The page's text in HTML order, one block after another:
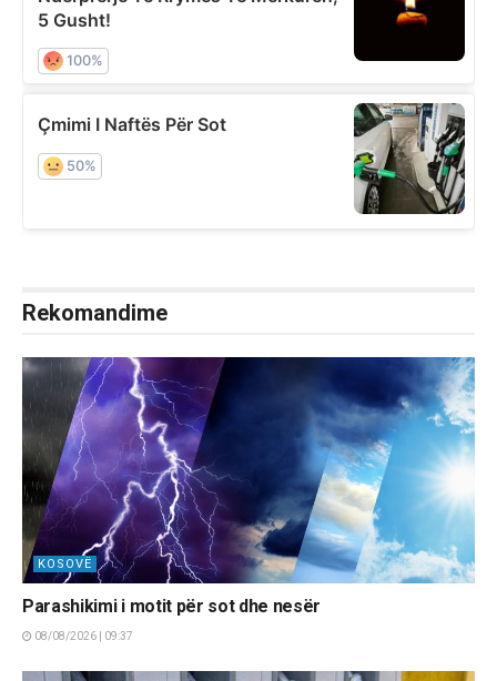
Rekomandime
KOSOVË
Parashikimi i motit për sot dhe nesër
08/08/2026 | 09:37